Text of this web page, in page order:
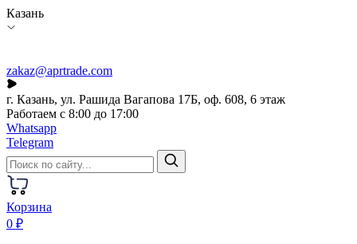
Казань
zakaz@aprtrade.com
г. Казань, ул. Рашида Вагапова 17Б, оф. 608, 6 этаж
Работаем с 8:00 до 17:00
Whatsapp
Telegram
Корзина
0 ₽